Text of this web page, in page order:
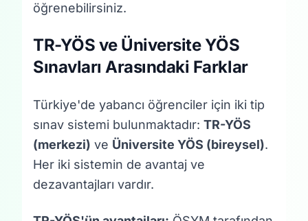
öğrenebilirsiniz.
TR-YÖS ve Üniversite YÖS
Sınavları Arasındaki Farklar
Türkiye'de yabancı öğrenciler için iki tip
sınav sistemi bulunmaktadır: TR-YÖS
(merkezi) ve Üniversite YÖS (bireysel).
Her iki sistemin de avantaj ve
dezavantajları vardır.